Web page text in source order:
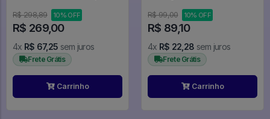
R$ 298,89
10% OFF
R$ 269,00
4x R$ 67,25 sem juros
Frete Grátis
Carrinho
2.0
R$ 99,00 10% OFF
R$ 89,10
4x R$ 22,28 sem juros
Frete Grátis
Carrinho